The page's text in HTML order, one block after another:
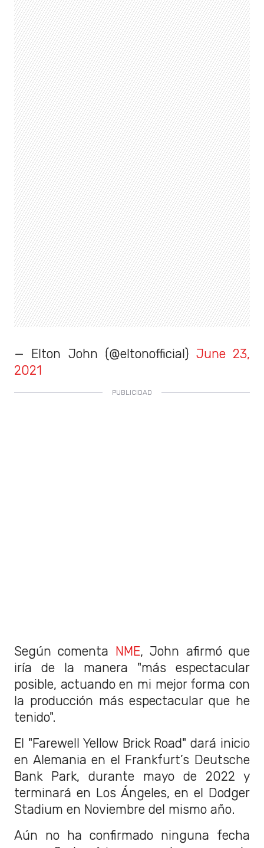
— Elton John (@eltonofficial) June 23,
2021
Según comenta NME, John afirmó que
iría de la manera "más espectacular
posible, actuando en mi mejor forma con
la producción más espectacular que he
tenido".
El "Farewell Yellow Brick Road" dará inicio
en Alemania en el Frankfurt’s Deutsche
Bank Park, durante mayo de 2022 y
terminará en Los Ángeles, en el Dodger
Stadium en Noviembre del mismo año.
Aún no ha confirmado ninguna fecha